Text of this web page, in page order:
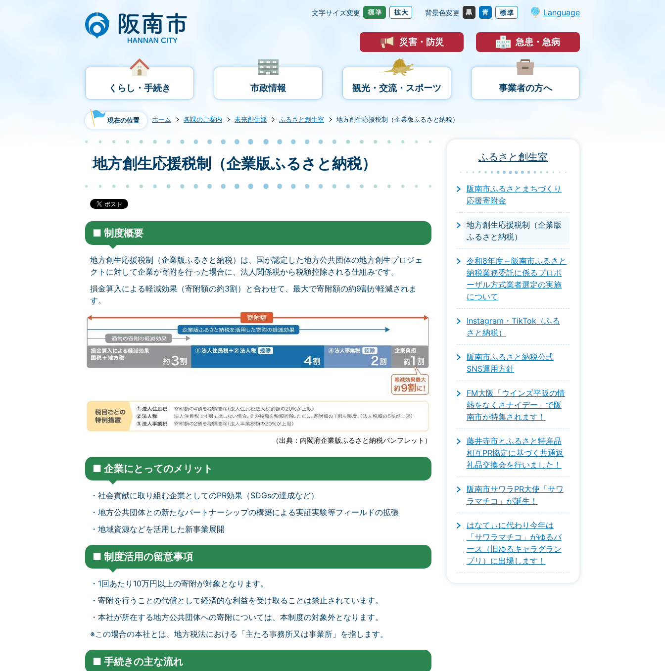
文字サイズ変更 背景色変更 Language
災害・防災 急患・急病
くらし・手続き 市政情報 観光・交流・スポーツ 事業者の方へ
現在の位置 ホーム 各課のご案内 未来創生部 ふるさと創生室 地方創生応援税制（企業版ふるさと納税）
地方創生応援税制（企業版ふるさと納税）
■ 制度概要
地方創生応援税制（企業版ふるさと納税）は、国が認定した地方公共団体の地方創生プロジェ
クトに対して企業が寄附を行った場合に、法人関係税から税額控除される仕組みです。
損金算入による軽減効果（寄附額の約3割）と合わせて、最大で寄附額の約9割が軽減されま
す。
（出典：内閣府企業版ふるさと納税パンフレット）
■ 企業にとってのメリット
・社会貢献に取り組む企業としてのPR効果（SDGsの達成など）
・地方公共団体との新たなパートナーシップの構築による実証実験等フィールドの拡張
・地域資源などを活用した新事業展開
■ 制度活用の留意事項
・1回あたり10万円以上の寄附が対象となります。
・寄附を行うことの代償として経済的な利益を受け取ることは禁止されています。
・本社が所在する地方公共団体への寄附については、本制度の対象外となります。
※この場合の本社とは、地方税法における「主たる事務所又は事業所」を指します。
■ 手続きの主な流れ
ふるさと創生室
阪南市ふるさとまちづくり
応援寄附金
地方創生応援税制（企業版
ふるさと納税）
令和8年度～阪南市ふるさと
納税業務委託に係るプロポ
ーザル方式業者選定の実施
について
Instagram・TikTok（ふる
さと納税）
阪南市ふるさと納税公式
SNS運用方針
FM大阪「ウインズ平阪の情
熱をなくさナイデー」で阪
南市が特集されます！
藤井寺市とふるさと特産品
相互PR協定に基づく共通返
礼品交換会を行いました！
阪南市サワラPR大使「サワ
ラマチコ」が誕生！
はなてぃに代わり今年は
「サワラマチコ」がゆるバ
ース（旧ゆるキャラグラン
プリ）に出場します！